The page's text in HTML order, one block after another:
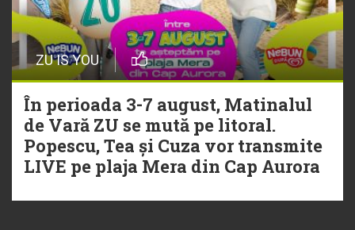
ZU IS YOU
În perioada 3-7 august, Matinalul
de Vară ZU se mută pe litoral.
Popescu, Tea și Cuza vor transmite
LIVE pe plaja Mera din Cap Aurora